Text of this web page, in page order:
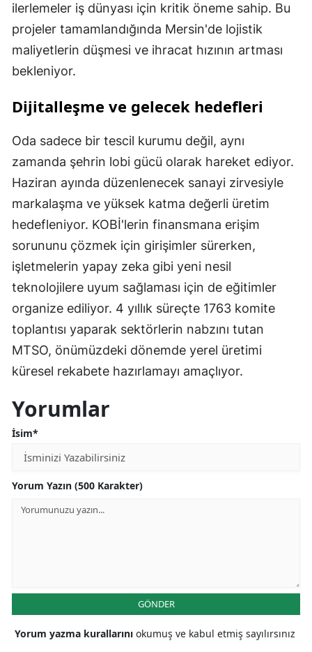
ilerlemeler iş dünyası için kritik öneme sahip. Bu
projeler tamamlandığında Mersin'de lojistik
maliyetlerin düşmesi ve ihracat hızının artması
bekleniyor.
Dijitalleşme ve gelecek hedefleri
Oda sadece bir tescil kurumu değil, aynı
zamanda şehrin lobi gücü olarak hareket ediyor.
Haziran ayında düzenlenecek sanayi zirvesiyle
markalaşma ve yüksek katma değerli üretim
hedefleniyor. KOBİ'lerin finansmana erişim
sorununu çözmek için girişimler sürerken,
işletmelerin yapay zeka gibi yeni nesil
teknolojilere uyum sağlaması için de eğitimler
organize ediliyor. 4 yıllık süreçte 1763 komite
toplantısı yaparak sektörlerin nabzını tutan
MTSO, önümüzdeki dönemde yerel üretimi
küresel rekabete hazırlamayı amaçlıyor.
Yorumlar
İsim*
Yorum Yazın (500 Karakter)
GÖNDER
Yorum yazma kurallarını okumuş ve kabul etmiş sayılırsınız